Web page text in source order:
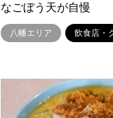
なごぼう天が自慢
八幡エリア 飲食店・